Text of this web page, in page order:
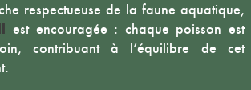
respectueuse de la faune aquatique,
est encouragée : chaque poisson est
contribuant à l’équilibre de cet